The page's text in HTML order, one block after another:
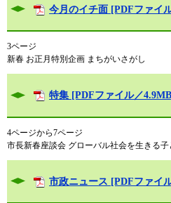
今月のイチ面 [PDFファイ
3ページ
新春 お正月特別企画 まちがいさがし
特集 [PDFファイル／
4ページから7ページ
市長新春座談会 グローバル社会を生きる
市政ニュース [PDFファイ